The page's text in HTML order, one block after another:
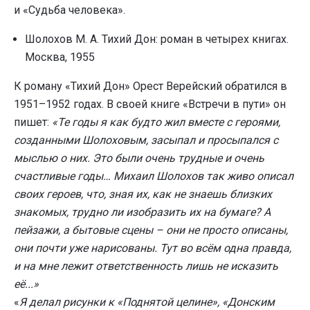
и «Судьба человека».
Шолохов М. А. Тихий Дон: роман в четырех книгах.
Москва, 1955
К роману «Тихий Дон» Орест Верейский обратился в
1951–1952 годах. В своей книге «Встречи в пути» он
пишет: «Те годы я как будто жил вместе с героями,
созданными Шолоховым, засыпал и просыпался с
мыслью о них. Это были очень трудные и очень
счастливые годы… Михаил Шолохов так живо описал
своих героев, что, зная их, как не знаешь близких
знакомых, трудно ли изобразить их на бумаге? А
пейзажи, а бытовые сцены – они не просто описаны,
они почти уже нарисованы. Тут во всём одна правда,
и на мне лежит ответственность лишь не исказить
её...»
«Я делал рисунки к «Поднятой целине», «Донским